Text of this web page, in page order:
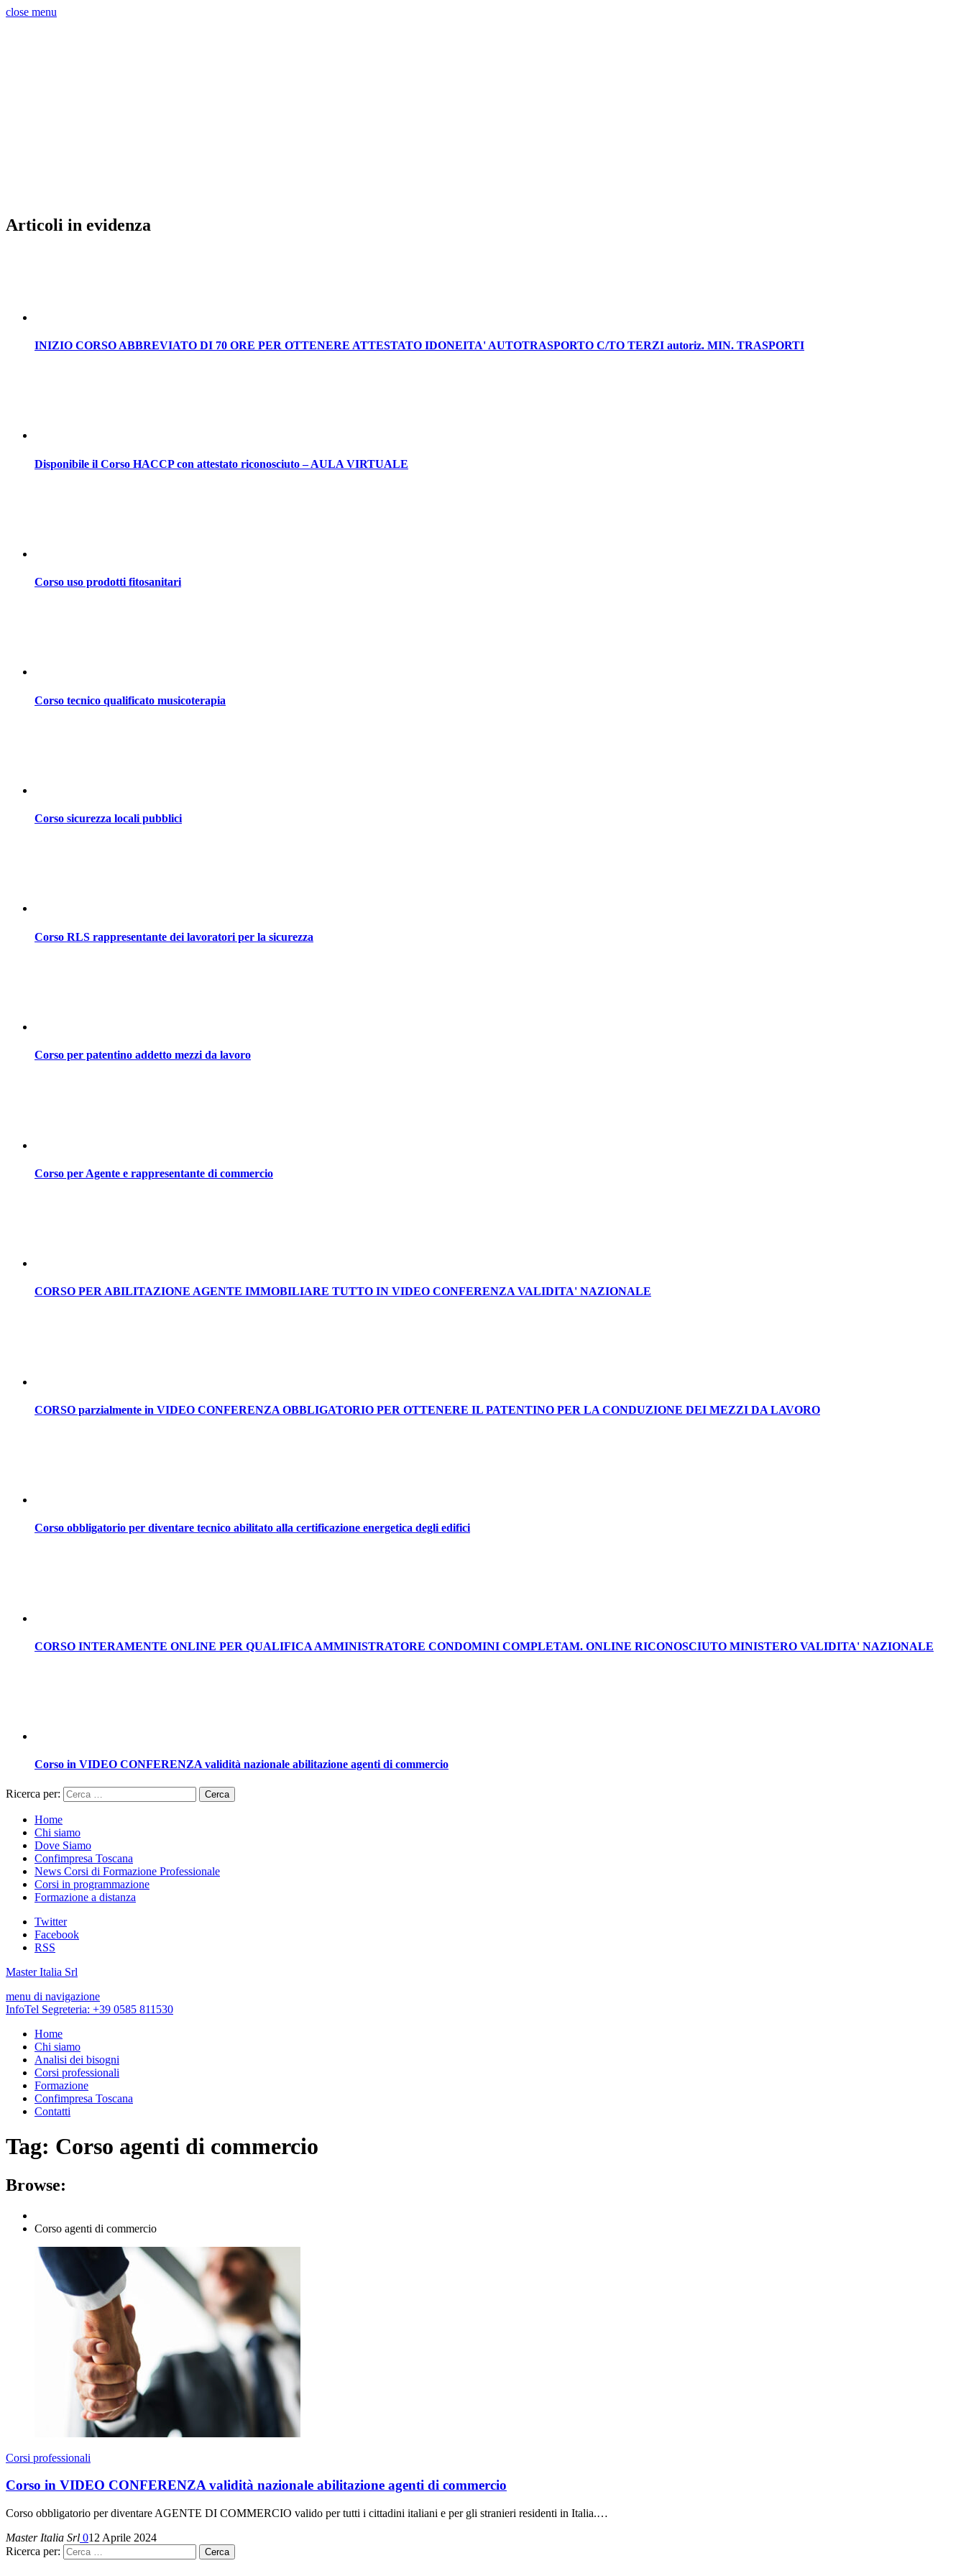
close menu
Articoli in evidenza
INIZIO CORSO ABBREVIATO DI 70 ORE PER OTTENERE ATTESTATO IDONEITA' AUTOTRASPORTO C/TO TERZI autoriz. MIN. TRASPORTI
Disponibile il Corso HACCP con attestato riconosciuto – AULA VIRTUALE
Corso uso prodotti fitosanitari
Corso tecnico qualificato musicoterapia
Corso sicurezza locali pubblici
Corso RLS rappresentante dei lavoratori per la sicurezza
Corso per patentino addetto mezzi da lavoro
Corso per Agente e rappresentante di commercio
CORSO PER ABILITAZIONE AGENTE IMMOBILIARE TUTTO IN VIDEO CONFERENZA VALIDITA' NAZIONALE
CORSO parzialmente in VIDEO CONFERENZA OBBLIGATORIO PER OTTENERE IL PATENTINO PER LA CONDUZIONE DEI MEZZI DA LAVORO
Corso obbligatorio per diventare tecnico abilitato alla certificazione energetica degli edifici
CORSO INTERAMENTE ONLINE PER QUALIFICA AMMINISTRATORE CONDOMINI COMPLETAM. ONLINE RICONOSCIUTO MINISTERO VALIDITA' NAZIONALE
Corso in VIDEO CONFERENZA validità nazionale abilitazione agenti di commercio
Ricerca per:
Home
Chi siamo
Dove Siamo
Confimpresa Toscana
News Corsi di Formazione Professionale
Corsi in programmazione
Formazione a distanza
Twitter
Facebook
RSS
Master Italia Srl
menu di navigazione
InfoTel Segreteria: +39 0585 811530
Home
Chi siamo
Analisi dei bisogni
Corsi professionali
Formazione
Confimpresa Toscana
Contatti
Tag: Corso agenti di commercio
Browse:
Corso agenti di commercio
Corsi professionali
Corso in VIDEO CONFERENZA validità nazionale abilitazione agenti di commercio
Corso obbligatorio per diventare AGENTE DI COMMERCIO valido per tutti i cittadini italiani e per gli stranieri residenti in Italia.…
Master Italia Srl 012 Aprile 2024
Ricerca per: